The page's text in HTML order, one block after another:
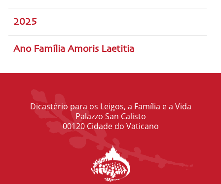
2025
Ano Família Amoris Laetitia
Dicastério para os Leigos, a Família e a Vida
Palazzo San Calisto
00120 Cidade do Vaticano